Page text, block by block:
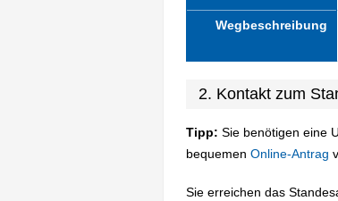
Wegbeschreibung
2. Kontakt zum
Tipp: Sie benötigen eine
bequemen Online-Antrag
Sie erreichen das